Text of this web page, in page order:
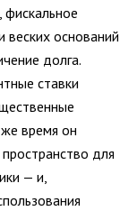
веских оснований
долга.
ставки
время он
для
— и,